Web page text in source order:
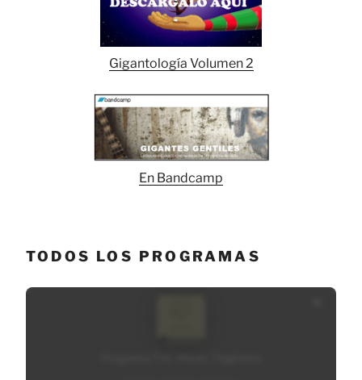
Gigantología Volumen 2
En Bandcamp
TODOS LOS PROGRAMAS